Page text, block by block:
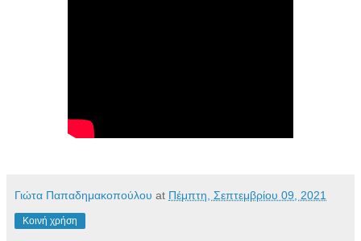
Γιώτα Παπαδημακοπούλου at Πέμπτη, Σεπτεμβρίου 09, 2021
Κοινή χρήση